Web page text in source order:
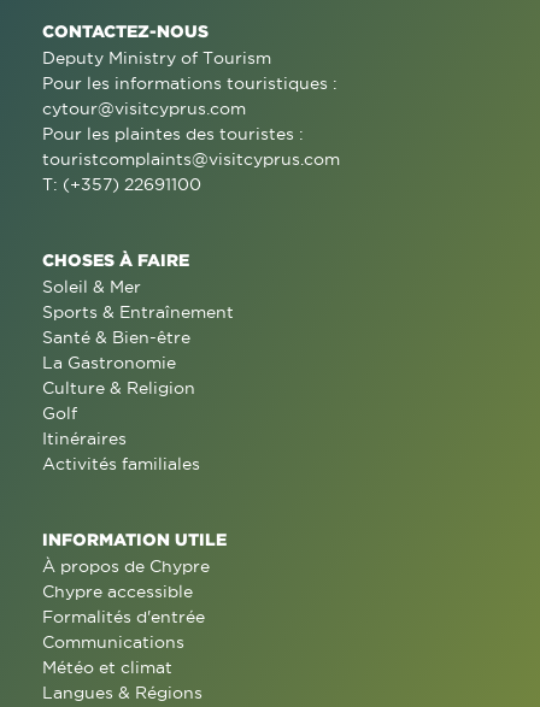
CONTACTEZ-NOUS
Deputy Ministry of Tourism
Pour les informations touristiques :
cytour@visitcyprus.com
Pour les plaintes des touristes :
touristcomplaints@visitcyprus.com
T: (+357) 22691100
CHOSES À FAIRE
Soleil & Mer
Sports & Entraînement
Santé & Bien-être
La Gastronomie
Culture & Religion
Golf
Itinéraires
Activités familiales
INFORMATION UTILE
À propos de Chypre
Chypre accessible
Formalités d'entrée
Communications
Météo et climat
Langues & Régions